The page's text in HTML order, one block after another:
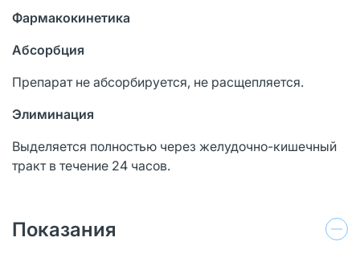
Фармакокинетика
Абсорбция
Препарат не абсорбируется, не расщепляется.
Элиминация
Выделяется полностью через желудочно-кишечный
тракт в течение 24 часов.
Показания